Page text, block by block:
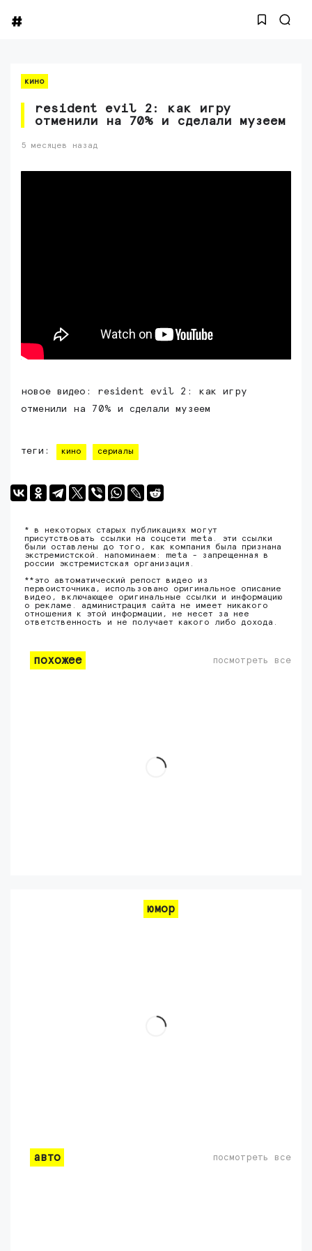
кино
resident evil 2: как игру
отменили на 70% и сделали музеем
5 месяцев назад
новое видео: resident evil 2: как игру
отменили на 70% и сделали музеем
теги: кино сериалы
* в некоторых старых публикациях могут
присутствовать ссылки на соцсети meta. эти ссылки
были оставлены до того, как компания была признана
экстремистской. напоминаем: meta - запрещенная в
россии экстремистская организация.
**это автоматический репост видео из
первоисточника, использовано оригинальное описание
видео, включающее оригинальные ссылки и информацию
о рекламе. администрация сайта не имеет никакого
отношения к этой информации, не несет за нее
ответственность и не получает какого либо дохода.
похожее посмотреть все
юмор
авто посмотреть все